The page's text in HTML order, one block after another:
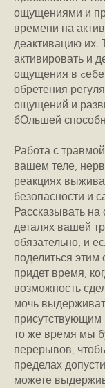
ощущениями и
времени на
деактивацию их.
активировать и
ощущения в cебе
обретения
ощущений и
бОльшей
Работа с
вашем теле,
реакциях
безопасности и
Рассказывать на
деталях вашей
обязательно, и
поделиться этим
придет время,
возможность
мочь
то же время мы
перерывов,
пределах
можете